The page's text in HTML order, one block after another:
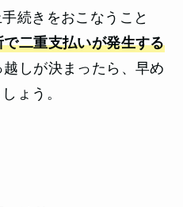
続きをおこなうこと
二重支払いが発生する
越しが決まったら、早め
ょう。